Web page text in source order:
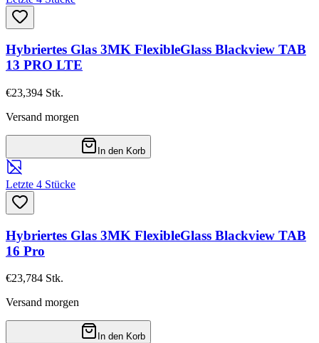
Hybriertes Glas 3MK FlexibleGlass Blackview TAB
13 PRO LTE
€23,394 Stk.
Versand morgen
In den Korb
Letzte 4 Stücke
Hybriertes Glas 3MK FlexibleGlass Blackview TAB
16 Pro
€23,784 Stk.
Versand morgen
In den Korb